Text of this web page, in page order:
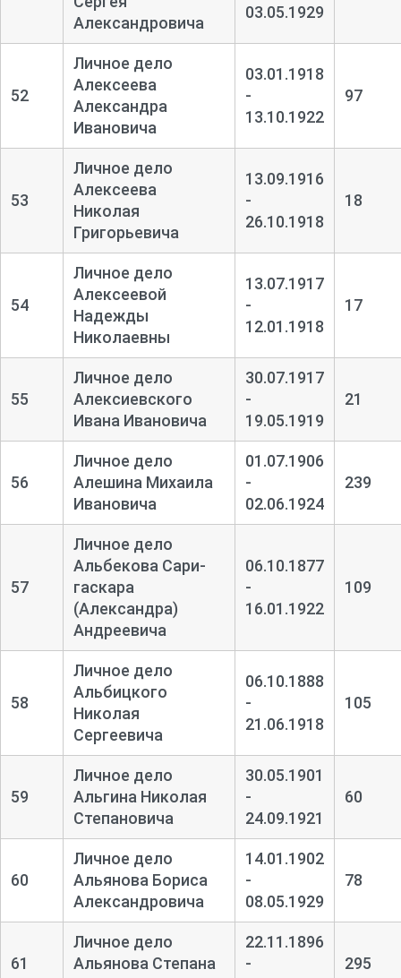
Александровича
03.05.1929
52
Личное дело
Алексеева
Александра
Ивановича
03.01.1918
-
13.10.1922
97
53
Личное дело
Алексеева
Николая
Григорьевича
13.09.1916
-
26.10.1918
18
54
Личное дело
Алексеевой
Надежды
Николаевны
13.07.1917
-
12.01.1918
17
55
Личное дело
Алексиевского
Ивана Ивановича
30.07.1917
-
19.05.1919
21
56
Личное дело
Алешина Михаила
Ивановича
01.07.1906
-
02.06.1924
239
57
Личное дело
Альбекова Сари-
гаскара
(Александра)
Андреевича
06.10.1877
-
16.01.1922
109
58
Личное дело
Альбицкого
Николая
Сергеевича
06.10.1888
-
21.06.1918
105
59
Личное дело
Альгина Николая
Степановича
30.05.1901
-
24.09.1921
60
60
Личное дело
Альянова Бориса
Александровича
14.01.1902
-
08.05.1929
78
61
Личное дело
Альянова Степана
22.11.1896
-
295